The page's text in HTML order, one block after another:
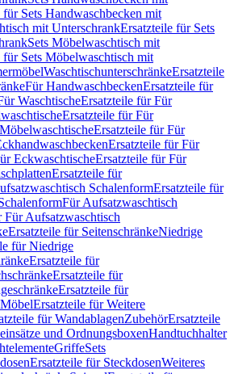
für Sets Handwaschbecken mit
mit UnterschrankErsatzteile für Sets
Sets Möbelwaschtisch mit
für Sets Möbelwaschtisch mit
WaschtischunterschränkeErsatzteile
Für HandwaschbeckenErsatzteile für
WaschtischeErsatzteile für Für
Ersatzteile für Für
Ersatzteile für Für
Ersatzteile für Für
EckwaschtischeErsatzteile für Für
Ersatzteile für
SchalenformErsatzteile für
Für Aufsatzwaschtisch
Für Aufsatzwaschtisch
Ersatzteile für SeitenschränkeNiedrige
für Niedrige
Ersatzteile für
Ersatzteile für
Ersatzteile für
Ersatzteile für Weitere
für WandablagenZubehörErsatzteile
und OrdnungsboxenHandtuchhalter
GriffeSets
Ersatzteile für SteckdosenWeiteres